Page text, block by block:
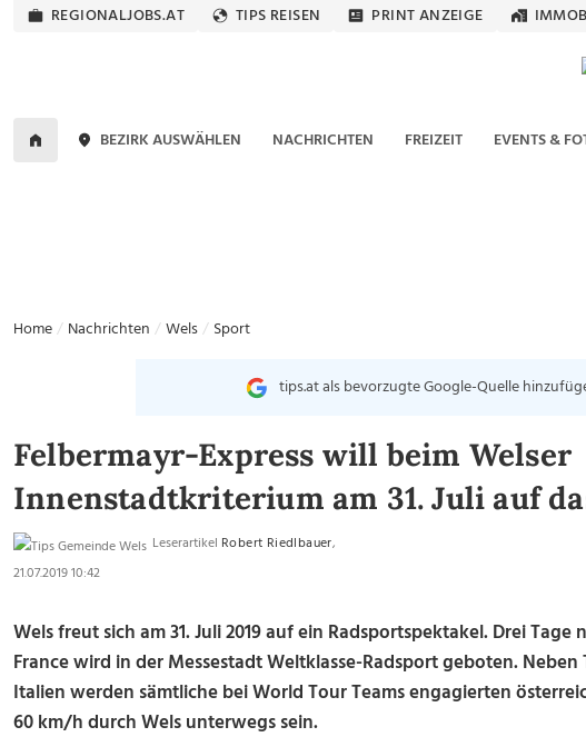
REGIONALJOBS.AT TIPS REISEN PRINT ANZEIGE
BEZIRK AUSWÄHLEN NACHRICHTEN FREIZEIT EVENTS &
Home Nachrichten Wels Sport
tips.at als bevorzugte Google-Quelle
Felbermayr-Express will beim Welser
Innenstadtkriterium am 31. Juli auf
Leserartikel Robert Riedlbauer,
21.07.2019 10:42
Wels freut sich am 31. Juli 2019 auf ein Radsportspektakel. Drei Tage
France wird in der Messestadt Weltklasse-Radsport geboten.
Italien werden sämtliche bei World Tour Teams engagierten
60 km/h durch Wels unterwegs sein.